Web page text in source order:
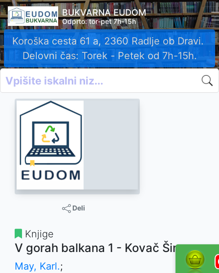
BUKVARNA EUDOM
Odprto: tor-pet 7h-15h
Koroška cesta 61 a, 2360 Radlje ob Dravi.
Delovni čas: Torek - Petek od 7h-15h.
Deli
Knjige
V gorah balkana 1 - Kovač Šimen
May, Karl.;